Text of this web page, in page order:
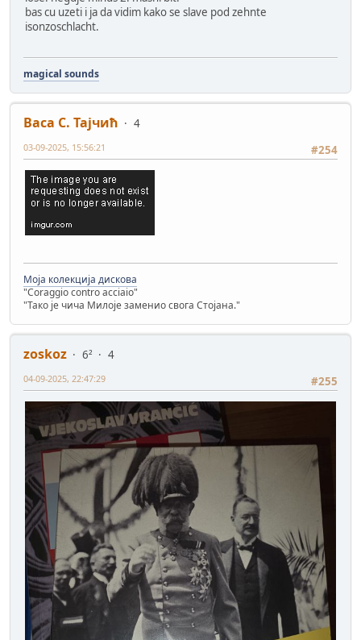
bas cu uzeti i ja da vidim kako se slave pod zehnte
isonzoschlacht.
magical sounds
Васа С. Тајчић
4
#254
03-09-2025, 15:56:21
Моја колекција дискова
"Coraggio contro acciaio"
"Тако је чича Милоје заменио свога Стојана."
zoskoz 6²
4
#255
04-09-2025, 22:47:29